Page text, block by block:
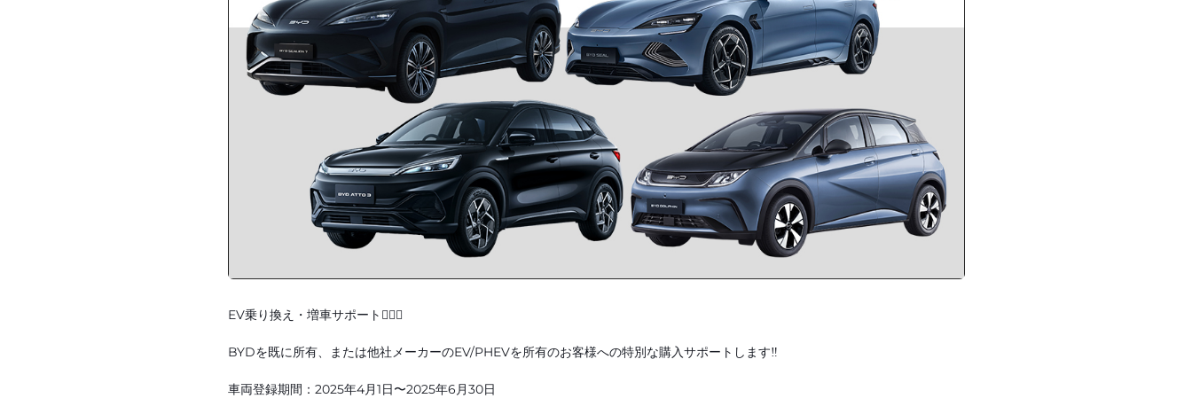
EV乗り換え・増車サポート☝🏻💫
BYDを既に所有、または他社メーカーのEV/PHEVを所有のお客様への特別な購入サポートします‼︎
車両登録期間：2025年4月1日〜2025年6月30日